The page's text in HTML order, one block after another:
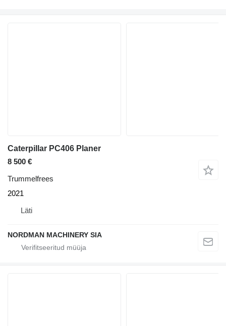
Caterpillar PC406 Planer
8 500 €
Trummelfrees
2021
Läti
NORDMAN MACHINERY SIA